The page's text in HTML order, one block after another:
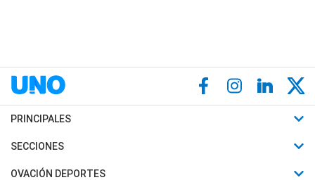
PRINCIPALES
Últimas Noticias
Política
SECCIONES
Horóscopo
OVACIÓN DEPORTES